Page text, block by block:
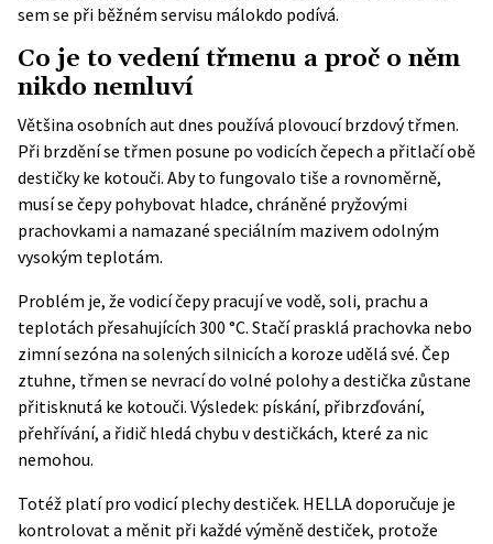
sem se při běžném servisu málokdo podívá.
Co je to vedení třmenu a proč o něm
nikdo nemluví
Většina osobních aut dnes používá plovoucí brzdový třmen.
Při brzdění se třmen posune po vodicích čepech a přitlačí obě
destičky ke kotouči. Aby to fungovalo tiše a rovnoměrně,
musí se čepy pohybovat hladce, chráněné pryžovými
prachovkami a namazané speciálním mazivem odolným
vysokým teplotám.
Problém je, že vodicí čepy pracují ve vodě, soli, prachu a
teplotách přesahujících 300 °C. Stačí prasklá prachovka nebo
zimní sezóna na solených silnicích a koroze udělá své. Čep
ztuhne, třmen se nevrací do volné polohy a destička zůstane
přitisknutá ke kotouči. Výsledek: pískání, přibrzďování,
přehřívání, a řidič hledá chybu v destičkách, které za nic
nemohou.
Totéž platí pro vodicí plechy destiček. HELLAdoporučuje je
kontrolovat a měnit při každé výměně destiček, protože